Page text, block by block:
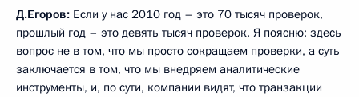
Д.Егоров: Если у нас 2010 год – это 70 тысяч проверок,
прошлый год – это девять тысяч проверок. Я поясню: здесь
вопрос не в том, что мы просто сокращаем проверки, а суть
заключается в том, что мы внедряем аналитические
инструменты, и, по сути, компании видят, что транзакции